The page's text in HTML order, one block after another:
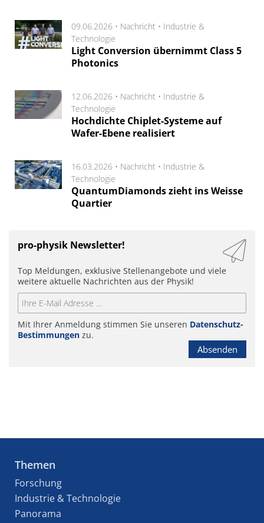
09.06.2026 • Nachricht • Industrie &
Technologie
Light Conversion übernimmt Class 5
Photonics
12.06.2026 • Nachricht • Industrie &
Technologie
Hochdichte Chiplet-Systeme auf
Wafer-Ebene realisiert
16.03.2026 • Nachricht • Industrie &
Technologie
QuantumDiamonds zieht ins Weisse
Quartier
pro-physik Newsletter!
Top Meldungen, exklusive Stellenangebote und viele
weitere aktuelle Nachrichten aus der Physik!
Mit Ihrer Anmeldung stimmen Sie unseren Datenschutz-
Bestimmungen zu.
Absenden
Themen
Forschung
Industrie & Technologie
Panorama